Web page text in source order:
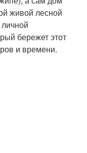
живой лесной
бережет этот
и времени.